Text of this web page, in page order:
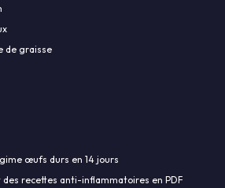
de graisse
œufs durs en 14 jours
recettes anti-inflammatoires en PDF